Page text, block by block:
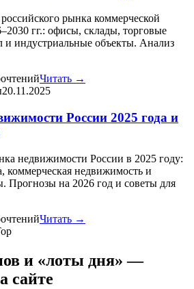
рынка коммерческой
гг.: офисы, склады, торговые
и индустриальные объекты. Анализ
Читать →
20.11.2025
России 2025 года и
недвижимости России в 2025 году:
коммерческая недвижимость и
Прогнозы на 2026 год и советы для
Читать →
и «лоты дня» —
сайте